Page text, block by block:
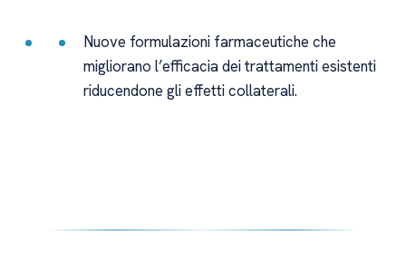
Nuove formulazioni farmaceutiche che
migliorano l’efficacia dei trattamenti esistenti
riducendone gli effetti collaterali.